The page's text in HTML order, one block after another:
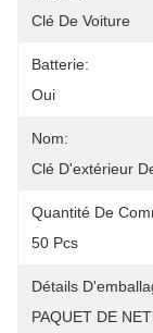
Clé De Voiture
Batterie:
Oui
Nom:
Clé D'extérieur
Quantité De
50 Pcs
Détails
PAQUET DE